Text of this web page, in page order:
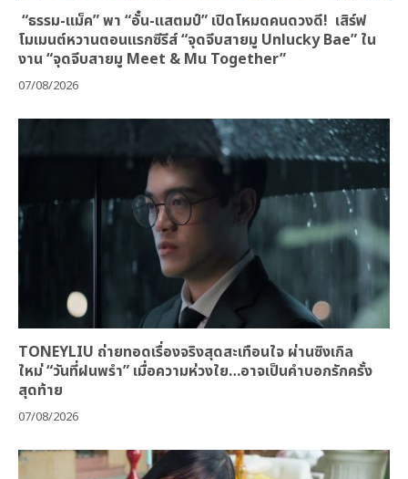
“ธรรม-แม็ค” พา “อั๋น-แสตมป์” เปิดโหมดคนดวงดี! เสิร์ฟ
โมเมนต์หวานตอนแรกซีรีส์ “จุดจีบสายมู Unlucky Bae” ใน
งาน “จุดจีบสายมู Meet & Mu Together”
07/08/2026
TONEYLIU ถ่ายทอดเรื่องจริงสุดสะเทือนใจ ผ่านซิงเกิล
ใหม่ “วันที่ฝนพรำ” เมื่อความห่วงใย…อาจเป็นคำบอกรักครั้ง
สุดท้าย
07/08/2026